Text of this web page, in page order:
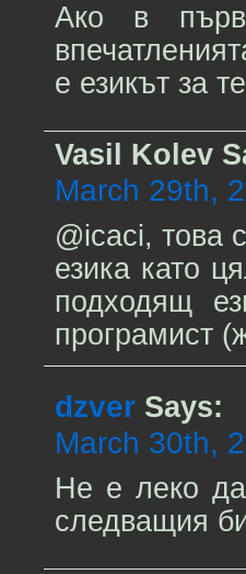
Ако в
е езикът за
Vasil Kolev
March 29th,
@icaci, това
езика като
подходящ
програмист
dzverSays:
March 30th,
Не е леко да
следващия